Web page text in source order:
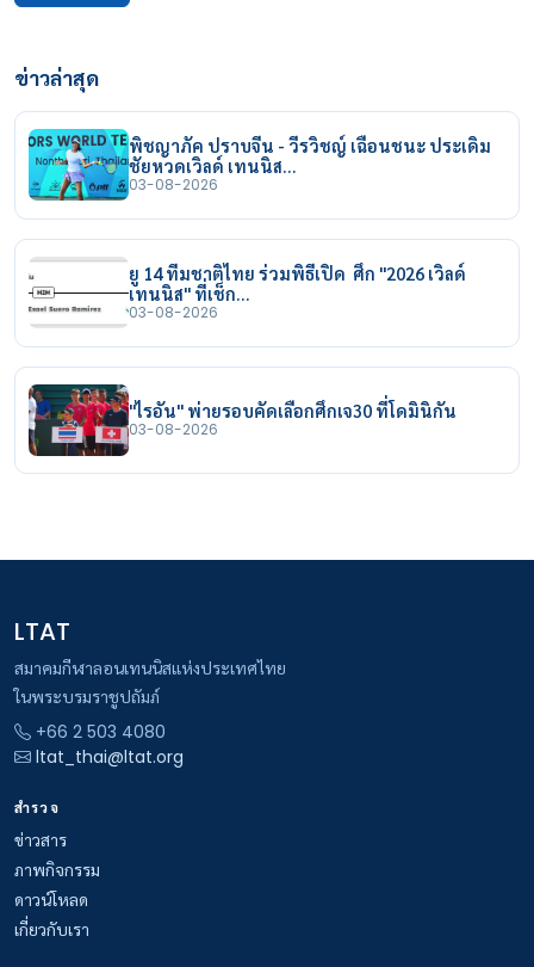
ข่าวล่าสุด
พิชญาภัค ปราบจีน - วีรวิชญ์ เฉือนชนะ ประเดิม
ชัยหวดเวิลด์ เทนนิส…
03-08-2026
ยู 14 ทีมชาติไทย ร่วมพิธีเปิด ศึก "2026 เวิลด์
เทนนิส" ที่เช็ก…
03-08-2026
"ไรอัน" พ่ายรอบคัดเลือกศึกเจ30 ที่โดมินิกัน
03-08-2026
LTAT
สมาคมกีฬาลอนเทนนิสแห่งประเทศไทย
ในพระบรมราชูปถัมภ์
+66 2 503 4080
ltat_thai@ltat.org
สำรวจ
ข่าวสาร
ภาพกิจกรรม
ดาวน์โหลด
เกี่ยวกับเรา